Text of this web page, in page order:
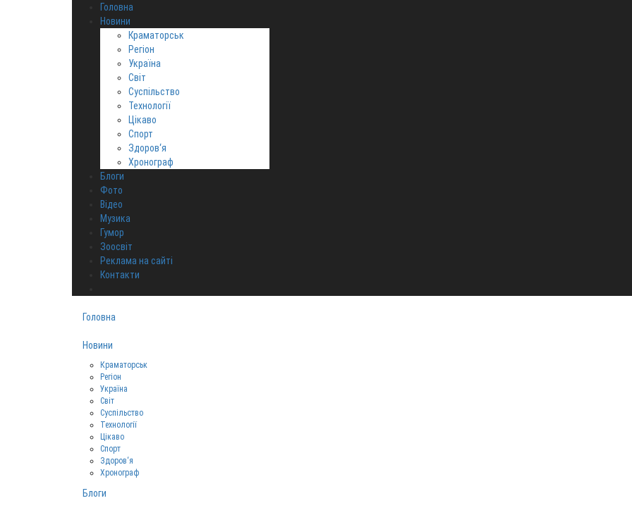
Головна
Новини
Краматорськ
Регіон
Україна
Світ
Суспільство
Технології
Цікаво
Спорт
Здоров‘я
Хронограф
Блоги
Фото
Відео
Музика
Гумор
Зоосвіт
Реклама на сайті
Контакти
Головна
Новини
Краматорськ
Регіон
Україна
Світ
Суспільство
Технології
Цікаво
Спорт
Здоров‘я
Хронограф
Блоги